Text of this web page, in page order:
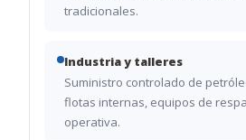
tradicionales.
Industria y talleres
Suministro controlado de
flotas internas, equipos de
operativa.